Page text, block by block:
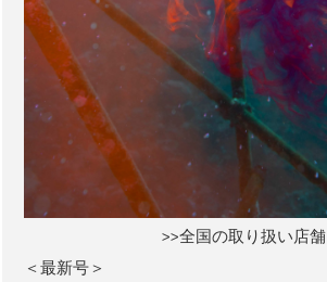
>>全国の取り扱い店舗
＜最新号＞